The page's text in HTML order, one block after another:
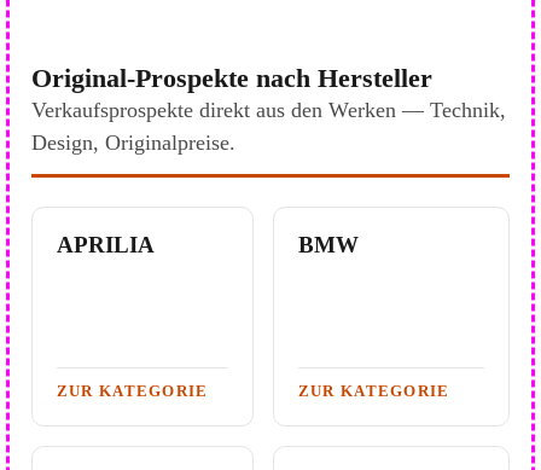
Original-Prospekte nach Hersteller
Verkaufsprospekte direkt aus den Werken — Technik,
Design, Originalpreise.
APRILIA
ZUR KATEGORIE
BMW
ZUR KATEGORIE